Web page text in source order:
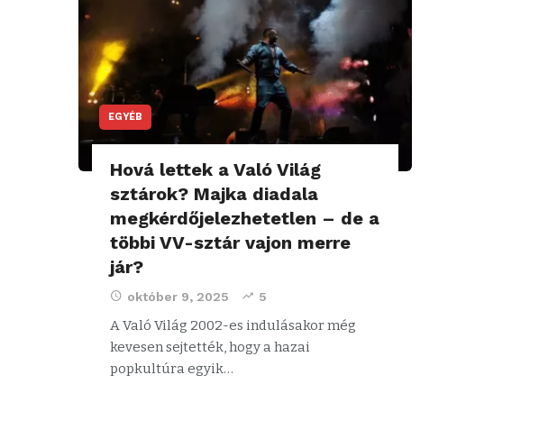
EGYÉB
Hová lettek a Való Világ
sztárok? Majka diadala
megkérdőjelezhetetlen – de a
többi VV-sztár vajon merre
jár?
október 9, 2025 5
A Való Világ 2002-es indulásakor még
kevesen sejtették, hogy a hazai
popkultúra egyik…